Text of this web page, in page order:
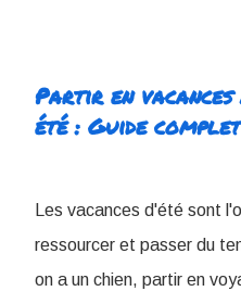
Partir en vacances
été : Guide complet
Les vacances d'été sont
ressourcer et passer du
on a un chien, partir en